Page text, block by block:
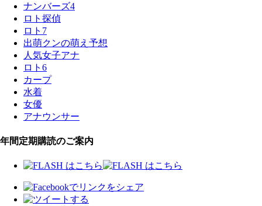
ナンバーズ4
ロト探偵
ロト7
出萌クンの萌え予想
人気女子アナ
ロト6
カープ
水着
女優
アナウンサー
年間定期購読のご案内